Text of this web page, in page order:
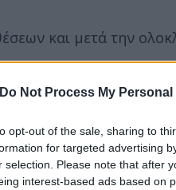
Do Not Process My
opt-out of the sale, sharing to
for targeted advertising
selection. Please note that after
interest-based ads based on
και μετά την
αστυνομικού σε